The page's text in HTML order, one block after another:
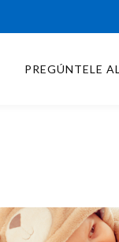
PREGÚNTELE